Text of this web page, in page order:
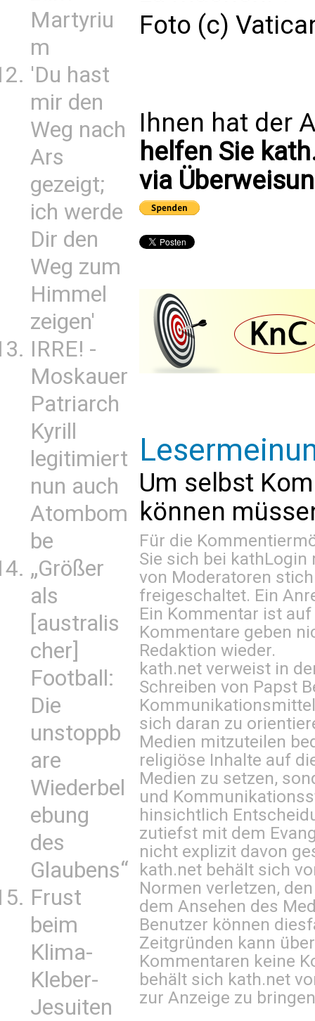
Martyriu
m
'Du hast
mir den
Weg nach
Ars
gezeigt;
ich werde
Dir den
Weg zum
Himmel
zeigen'
IRRE! -
Moskauer
Patriarch
Kyrill
legitimiert
nun auch
Atombom
be
„Größer
als
[australis
cher]
Football:
Die
unstoppb
are
Wiederbel
ebung
des
Glaubens“
Frust
beim
Klima-
Kleber-
Jesuiten
Foto (c)
Ihnen hat der
helfen Sie
via
Um selbst
können
Für die
Sie sich bei kathLogin
von Moderatoren
freigeschaltet. Ein
Ein Kommentar ist
Kommentare geben
Redaktion wieder.
kath.net verweist in
Schreiben von Papst
sich daran zu
Medien mitzuteilen
religiöse Inhalte auf
Medien zu setzen,
und
hinsichtlich
zutiefst mit dem
nicht explizit davon
kath.net behält sich
Normen verletzen,
dem Ansehen des
Benutzer können
Zeitgründen kann
Kommentaren keine
behält sich kath.net
zur Anzeige zu